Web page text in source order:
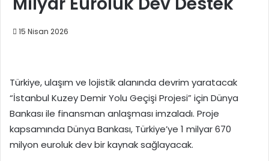
15 Nisan 2026
Türkiye, ulaşım ve lojistik alanında devrim yaratacak
“İstanbul Kuzey Demir Yolu Geçişi Projesi” için Dünya
Bankası ile finansman anlaşması imzaladı. Proje
kapsamında Dünya Bankası, Türkiye’ye 1 milyar 670
milyon euroluk dev bir kaynak sağlayacak.